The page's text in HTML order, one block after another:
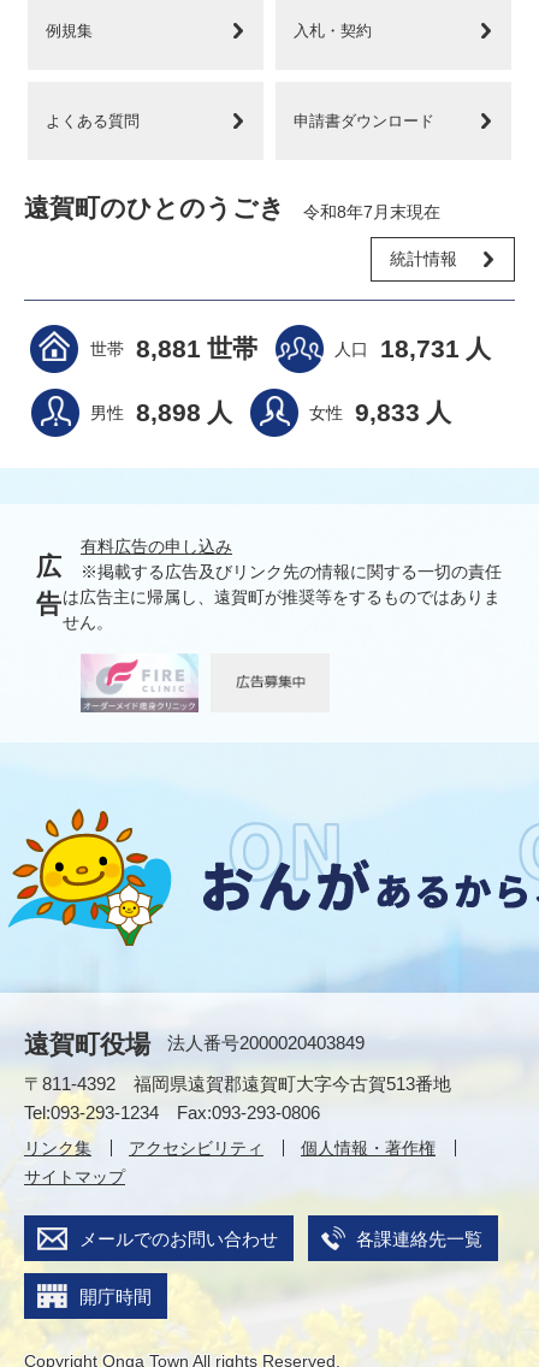
例規集 入札・契約
よくある質問 申請書ダウンロード
遠賀町のひとのうごき 令和8年7月末現在
統計情報
世帯 8,881 世帯 人口 18,731 人
男性 8,898 人 女性 9,833 人
広
告
有料広告の申し込み
※掲載する広告及びリンク先の情報に関する一切の責任
は広告主に帰属し、遠賀町が推奨等をするものではありま
せん。
遠賀町役場
法人番号2000020403849
〒811-4392 福岡県遠賀郡遠賀町大字今古賀513番地
Tel:093-293-1234 Fax:093-293-0806
リンク集 アクセシビリティ
個人情報・著作権
サイトマップ
メールでのお問い合わせ 各課連絡先一覧
開庁時間
Copyright Onga Town All rights Reserved.